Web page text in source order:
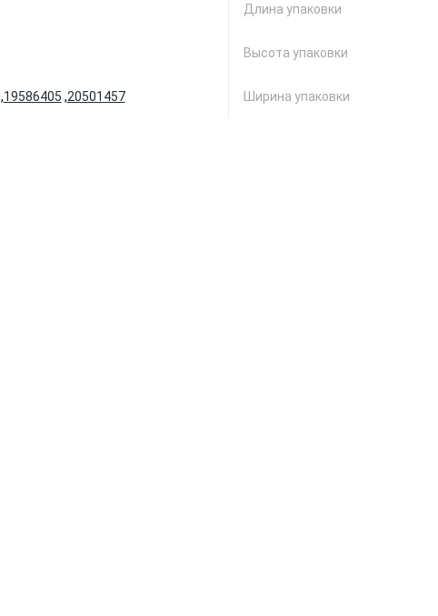
,19586405 ,20501457
Длина упаковки
Высота упаковки
Ширина упаковки